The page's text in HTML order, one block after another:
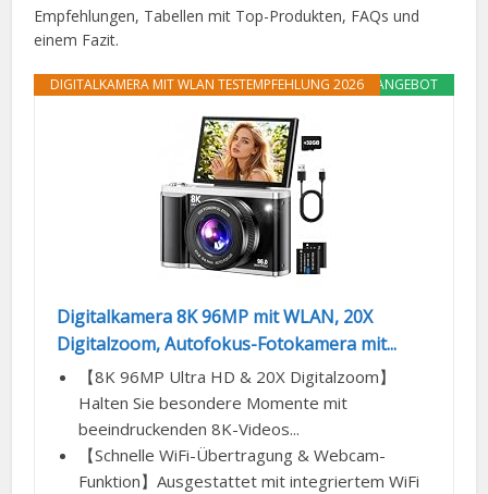
Empfehlungen, Tabellen mit Top-Produkten, FAQs und
einem Fazit.
ANGEBOT
DIGITALKAMERA MIT WLAN TESTEMPFEHLUNG 2026
Digitalkamera 8K 96MP mit WLAN, 20X
Digitalzoom, Autofokus-Fotokamera mit...
【8K 96MP Ultra HD & 20X Digitalzoom】
Halten Sie besondere Momente mit
beeindruckenden 8K-Videos...
【Schnelle WiFi-Übertragung & Webcam-
Funktion】Ausgestattet mit integriertem WiFi